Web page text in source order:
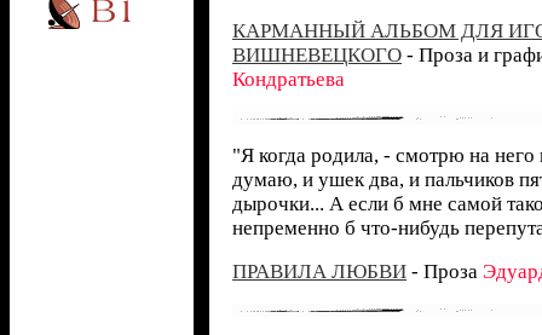
КАРМАННЫЙ АЛЬБОМ ДЛЯ
ВИШНЕВЕЦКОГО - Проза и
Кондратьева
"Я когда родила, - смотрю на него
думаю, и ушек два, и пальчиков
дырочки... А если б мне самой
непременно б что-нибудь
ПРАВИЛА ЛЮБВИ - Проза